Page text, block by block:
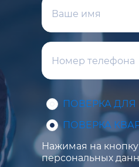
ПОВЕРКА
ПОВЕРКА
Нажимая на кнопку
персональных